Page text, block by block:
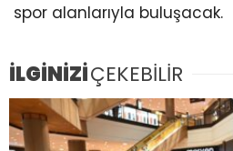
spor alanlarıyla buluşacak.
İLGİNİZİÇEKEBİLİR